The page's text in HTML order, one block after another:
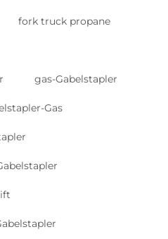
fork truck propane
gas-Gabelstapler
Gas